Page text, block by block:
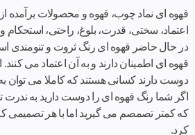
قهوه ای نماد چوب، قهوه و محصولات برآمده
اعتماد، سختی، قدرت، بلوغ، راحتی، استحکام
در حال حاضر قهوه ای رنگ ثروت و تنومندی
قهوه ای اطمینان دارند و به آن اعتماد می
دوست دارند کسانی هستند که کاملا می توان به
اگر شما رنگ قهوه ای را دوست دارید به ندرت
که کمتر تصمصم می گیرید اما با هر تصمیمی که
کرد.